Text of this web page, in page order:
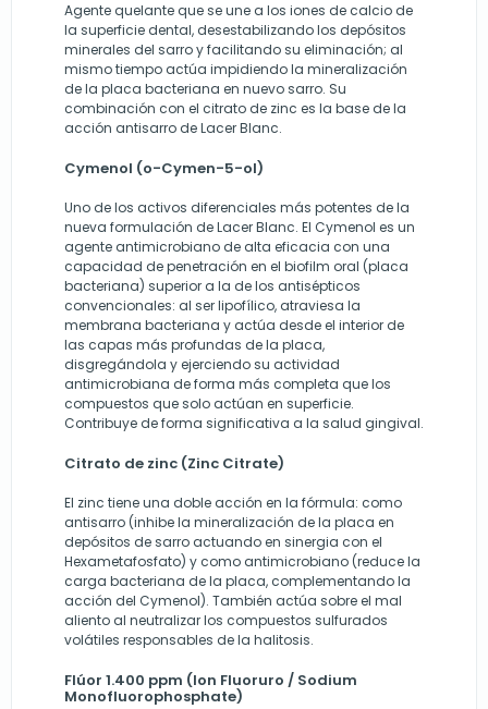
Agente quelante que se une a los iones de calcio de
la superficie dental, desestabilizando los depósitos
minerales del sarro y facilitando su eliminación; al
mismo tiempo actúa impidiendo la mineralización
de la placa bacteriana en nuevo sarro. Su
combinación con el citrato de zinc es la base de la
acción antisarro de Lacer Blanc.
Cymenol (o-Cymen-5-ol)
Uno de los activos diferenciales más potentes de la
nueva formulación de Lacer Blanc. El Cymenol es un
agente antimicrobiano de alta eficacia con una
capacidad de penetración en el biofilm oral (placa
bacteriana) superior a la de los antisépticos
convencionales: al ser lipofílico, atraviesa la
membrana bacteriana y actúa desde el interior de
las capas más profundas de la placa,
disgregándola y ejerciendo su actividad
antimicrobiana de forma más completa que los
compuestos que solo actúan en superficie.
Contribuye de forma significativa a la salud gingival.
Citrato de zinc (Zinc Citrate)
El zinc tiene una doble acción en la fórmula: como
antisarro (inhibe la mineralización de la placa en
depósitos de sarro actuando en sinergia con el
Hexametafosfato) y como antimicrobiano (reduce la
carga bacteriana de la placa, complementando la
acción del Cymenol). También actúa sobre el mal
aliento al neutralizar los compuestos sulfurados
volátiles responsables de la halitosis.
Flúor 1.400 ppm (Ion Fluoruro / Sodium
Monofluorophosphate)